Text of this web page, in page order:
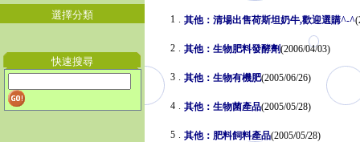
選擇分類
快速搜尋
1 . 其他：清場出售荷斯坦奶牛,歡迎選購^-^
2 . 其他：生物肥料發酵劑(2006/04/03)
3 . 其他：生物有機肥(2005/06/26)
4 . 其他：生物菌產品(2005/05/28)
5 . 其他：肥料飼料產品(2005/05/28)